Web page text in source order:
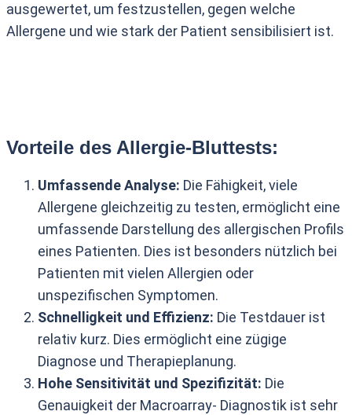
ausgewertet, um festzustellen, gegen welche
Allergene und wie stark der Patient sensibilisiert ist.
Vorteile des Allergie-Bluttests:
Umfassende Analyse: Die Fähigkeit, viele
Allergene gleichzeitig zu testen, ermöglicht eine
umfassende Darstellung des allergischen Profils
eines Patienten. Dies ist besonders nützlich bei
Patienten mit vielen Allergien oder
unspezifischen Symptomen.
Schnelligkeit und Effizienz: Die Testdauer ist
relativ kurz. Dies ermöglicht eine zügige
Diagnose und Therapieplanung.
Hohe Sensitivität und Spezifizität: Die
Genauigkeit der Macroarray- Diagnostik ist sehr